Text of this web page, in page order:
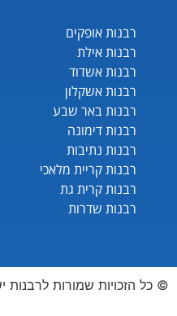
רבנות אופקים
רבנות אילת
רבנות אשדוד
רבנות אשקלון
רבנות באר שבע
רבנות דימונה
רבנות נתיבות
רבנות קריית מלאכי
רבנות קרית גת
רבנות שדרות
© כל הזכויות שמורות לרבנות